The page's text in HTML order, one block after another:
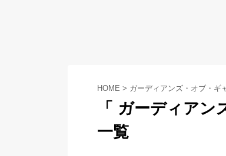
HOME > ガーディアンズ・オブ・ギ
「 ガーディアン
一覧